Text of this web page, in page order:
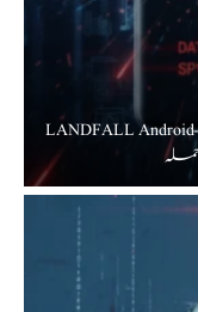
Samsung Mobile میں خطرناک خامی — LANDFALL Android